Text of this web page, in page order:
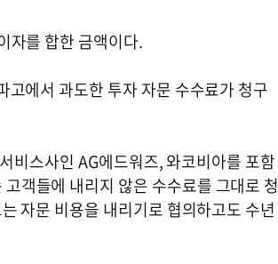
자를 합한 금액이다.
에서 과도한 투자 자문 수수료가 청구
비스사인 AG에드워즈, 와코비아를 포함
객들에 내리지 않은 수수료를 그대로 청
자문 비용을 내리기로 협의하고도 수년